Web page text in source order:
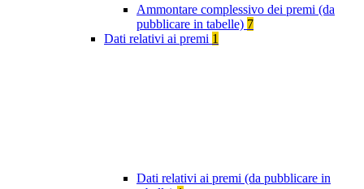
Ammontare complessivo dei premi (da
pubblicare in tabelle) 7
Dati relativi ai premi 1
Dati relativi ai premi (da pubblicare in